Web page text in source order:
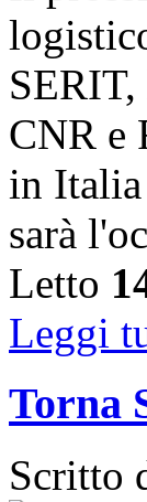
CNR e
in Italia
sarà
Letto
Leggi
Torna
Scritto